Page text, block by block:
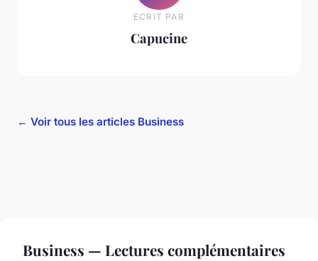
ECRIT PAR
Capucine
← Voir tous les articles Business
Business — Lectures complémentaires